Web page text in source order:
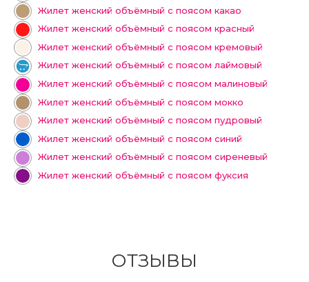
Жилет женский объёмный с поясом какао
Жилет женский объёмный с поясом красный
Жилет женский объёмный с поясом кремовый
Жилет женский объёмный с поясом лаймовый
Жилет женский объёмный с поясом малиновый
Жилет женский объёмный с поясом мокко
Жилет женский объёмный с поясом пудровый
Жилет женский объёмный с поясом синий
Жилет женский объёмный с поясом сиреневый
Жилет женский объёмный с поясом фуксия
ОТЗЫВЫ